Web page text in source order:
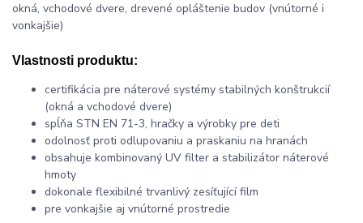
okná, vchodové dvere, drevené opláštenie budov (vnútorné i
vonkajšie)
Vlastnosti produktu:
certifikácia pre náterové systémy stabilných konštrukcií
(okná a vchodové dvere)
spĺňa STN EN 71-3, hračky a výrobky pre deti
odolnosť proti odlupovaniu a praskaniu na hranách
obsahuje kombinovaný UV filter a stabilizátor náterové
hmoty
dokonale flexibilné trvanlivý zesíťující film
pre vonkajšie aj vnútorné prostredie